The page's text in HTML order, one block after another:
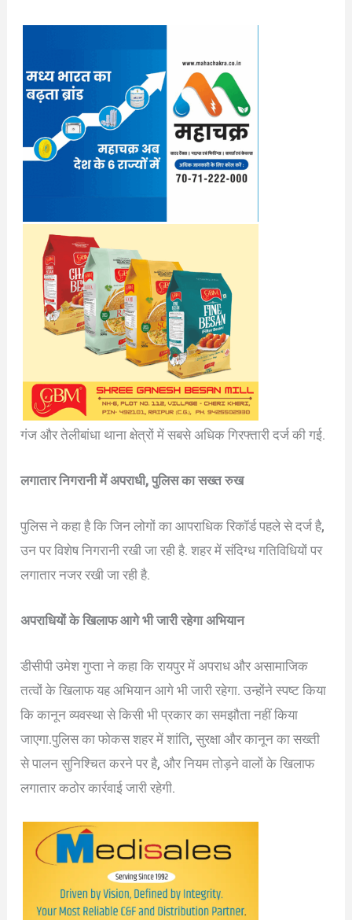
गंज और तेलीबांधा थाना क्षेत्रों में सबसे अधिक गिरफ्तारी दर्ज की गई.
लगातार निगरानी में अपराधी, पुलिस का सख्त रुख
पुलिस ने कहा है कि जिन लोगों का आपराधिक रिकॉर्ड पहले से दर्ज है,
उन पर विशेष निगरानी रखी जा रही है. शहर में संदिग्ध गतिविधियों पर
लगातार नजर रखी जा रही है.
अपराधियों के खिलाफ आगे भी जारी रहेगा अभियान
डीसीपी उमेश गुप्ता ने कहा कि रायपुर में अपराध और असामाजिक
तत्वों के खिलाफ यह अभियान आगे भी जारी रहेगा. उन्होंने स्पष्ट किया
कि कानून व्यवस्था से किसी भी प्रकार का समझौता नहीं किया
जाएगा.पुलिस का फोकस शहर में शांति, सुरक्षा और कानून का सख्ती
से पालन सुनिश्चित करने पर है, और नियम तोड़ने वालों के खिलाफ
लगातार कठोर कार्रवाई जारी रहेगी.